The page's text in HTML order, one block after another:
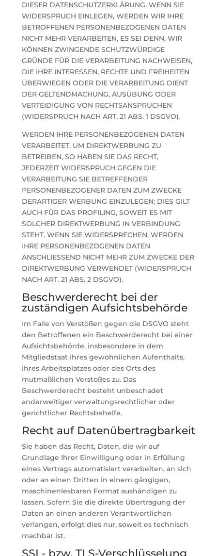
DIESER DATENSCHUTZERKLÄRUNG. WENN SIE
WIDERSPRUCH EINLEGEN, WERDEN WIR IHRE
BETROFFENEN PERSONENBEZOGENEN DATEN
NICHT MEHR VERARBEITEN, ES SEI DENN, WIR
KÖNNEN ZWINGENDE SCHUTZWÜRDIGE
GRÜNDE FÜR DIE VERARBEITUNG NACHWEISEN,
DIE IHRE INTERESSEN, RECHTE UND FREIHEITEN
ÜBERWIEGEN ODER DIE VERARBEITUNG DIENT
DER GELTENDMACHUNG, AUSÜBUNG ODER
VERTEIDIGUNG VON RECHTSANSPRÜCHEN
(WIDERSPRUCH NACH ART. 21 ABS. 1 DSGVO).
WERDEN IHRE PERSONENBEZOGENEN DATEN
VERARBEITET, UM DIREKTWERBUNG ZU
BETREIBEN, SO HABEN SIE DAS RECHT,
JEDERZEIT WIDERSPRUCH GEGEN DIE
VERARBEITUNG SIE BETREFFENDER
PERSONENBEZOGENER DATEN ZUM ZWECKE
DERARTIGER WERBUNG EINZULEGEN; DIES GILT
AUCH FÜR DAS PROFILING, SOWEIT ES MIT
SOLCHER DIREKTWERBUNG IN VERBINDUNG
STEHT. WENN SIE WIDERSPRECHEN, WERDEN
IHRE PERSONENBEZOGENEN DATEN
ANSCHLIESSEND NICHT MEHR ZUM ZWECKE DER
DIREKTWERBUNG VERWENDET (WIDERSPRUCH
NACH ART. 21 ABS. 2 DSGVO).
Beschwerde­recht bei der
zuständigen Aufsichts­behörde
Im Falle von Verstößen gegen die DSGVO steht
den Betroffenen ein Beschwerderecht bei einer
Aufsichtsbehörde, insbesondere in dem
Mitgliedstaat ihres gewöhnlichen Aufenthalts,
ihres Arbeitsplatzes oder des Orts des
mutmaßlichen Verstoßes zu. Das
Beschwerderecht besteht unbeschadet
anderweitiger verwaltungsrechtlicher oder
gerichtlicher Rechtsbehelfe.
Recht auf Daten­übertrag­barkeit
Sie haben das Recht, Daten, die wir auf
Grundlage Ihrer Einwilligung oder in Erfüllung
eines Vertrags automatisiert verarbeiten, an sich
oder an einen Dritten in einem gängigen,
maschinenlesbaren Format aushändigen zu
lassen. Sofern Sie die direkte Übertragung der
Daten an einen anderen Verantwortlichen
verlangen, erfolgt dies nur, soweit es technisch
machbar ist.
SSL- bzw. TLS-Verschlüsselung